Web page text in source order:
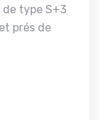
type S+3
prés de